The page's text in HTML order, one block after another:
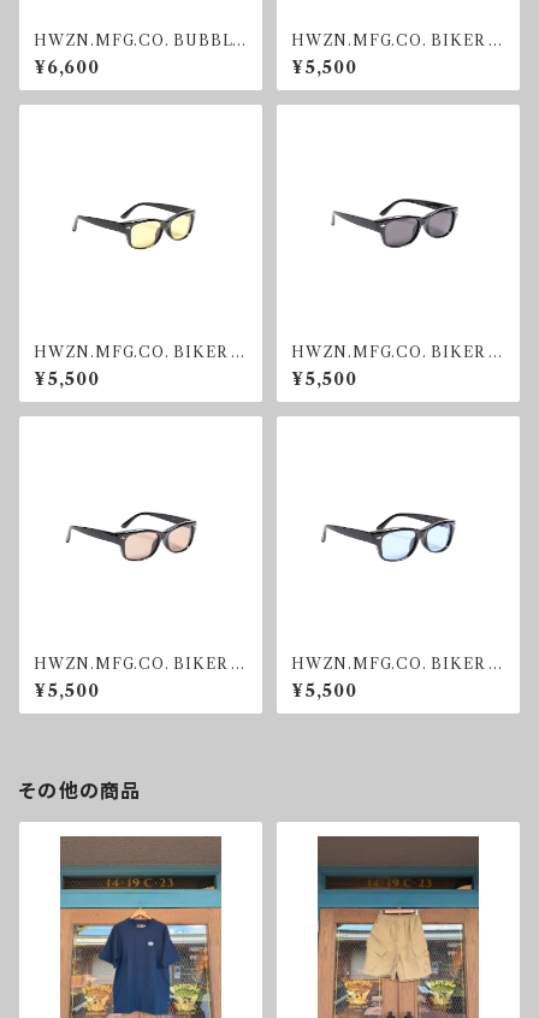
HWZN.MFG.CO. BUBBLE
GUM SUNGRASS
¥6,600
HWZN.MFG.CO. BIKER S
HADE GREY
¥5,500
HWZN.MFG.CO. BIKER S
HADE YELLOW
¥5,500
HWZN.MFG.CO. BIKER S
HADE SMOKE
¥5,500
HWZN.MFG.CO. BIKER S
HADE BROWN
¥5,500
HWZN.MFG.CO. BIKER S
HADE BLUE
¥5,500
その他の商品